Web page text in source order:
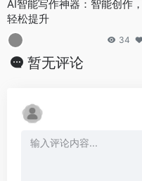
AI智能写作神器：智能创作，
轻松提升
34
暂无评论